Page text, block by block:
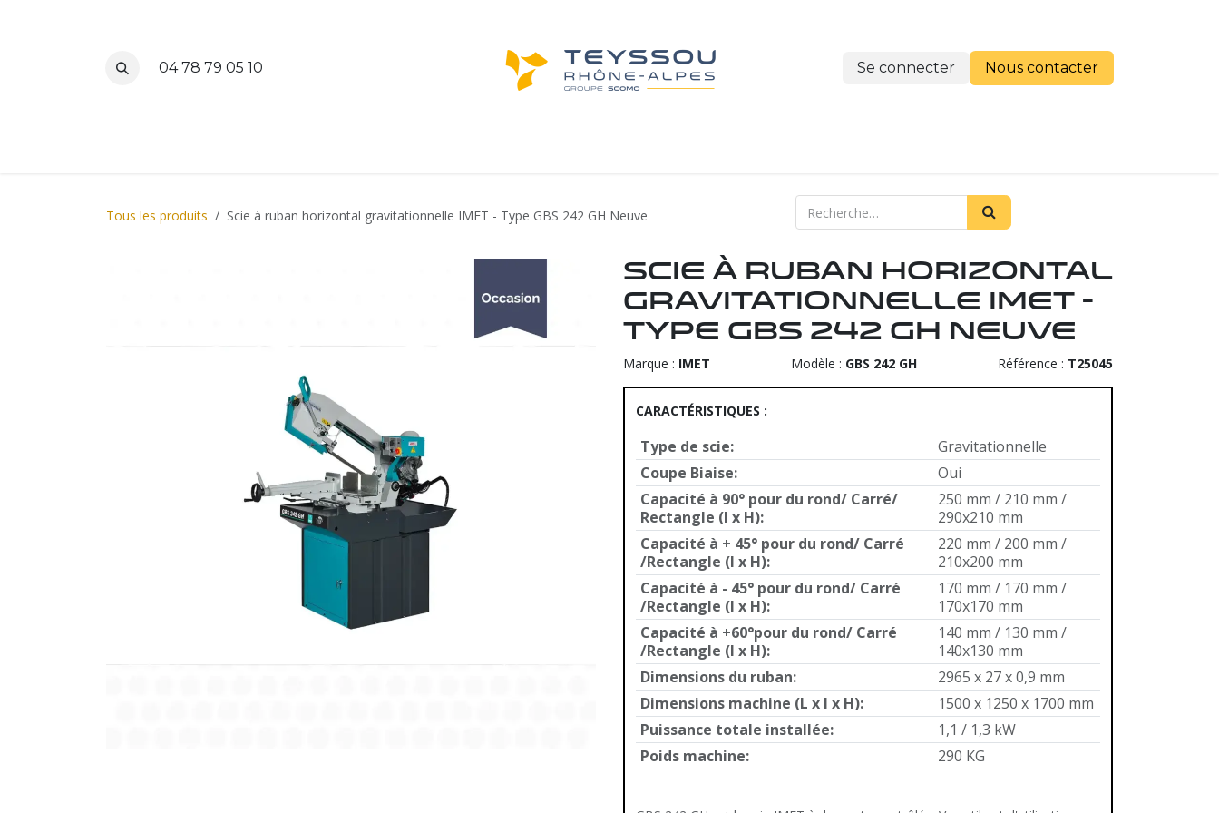
04 78 79 05 10 Se connecter Nous cont​​​​acter
Tous les produits Scie à ruban horizontal gravitationnelle IMET - Type GBS 242 GH Neuve
Scie à ruban horizontal
gravitationnelle IMET -
Type GBS 242 GH Neuve
Marque : IMET Modèle : GBS 242 GH Référence : T25045
CARACTÉRISTIQUES :
Type de scie:
Gravitationnelle
Coupe Biaise:
Oui
Capacité à 90° pour du rond/ Carré/
Rectangle (l x H):
250 mm / 210 mm /
290x210 mm
Capacité à + 45° pour du rond/ Carré
/Rectangle (l x H):
220 mm / 200 mm /
210x200 mm
Capacité à - 45° pour du rond/ Carré
/Rectangle (l x H):
170 mm / 170 mm /
170x170 mm
Capacité à +60°pour du rond/ Carré
/Rectangle (l x H):
140 mm / 130 mm /
140x130 mm
Dimensions du ruban:
2965 x 27 x 0,9 mm
Dimensions machine (L x l x H):
1500 x 1250 x 1700 mm
Puissance totale installée:
1,1 / 1,3 kW
Poids machine: 290 KG